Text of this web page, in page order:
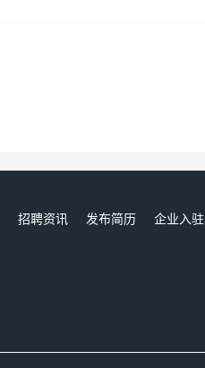
招聘资讯 发布简历 企业入驻